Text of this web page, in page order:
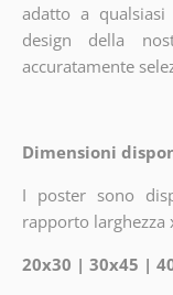
adatto a
design della
accuratamente
Dimensioni
I poster sono
rapporto larghezza
20x30 | 30x45 |